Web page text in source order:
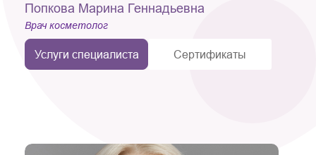
Попкова Марина Геннадьевна
Врач косметолог
Услуги специалиста Сертификаты